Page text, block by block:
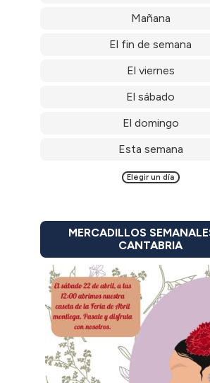
Mañana
El fin de semana
El viernes
El sábado
El domingo
Esta semana
Elegir un día
MERCADILLOS
CANTABRIA